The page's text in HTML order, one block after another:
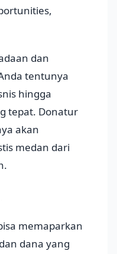
dan
tentunya
hingga
tepat. Donatur
akan
medan dari
memaparkan
dana yang